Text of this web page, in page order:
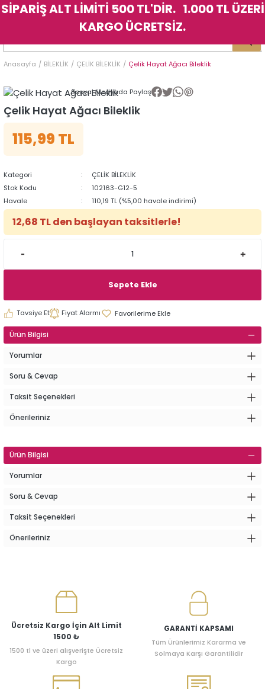
Geri Dön
Geri Dön
Geri Dön
Geri Dön
Geri Dön
Geri Dön
Anasayfa BİLEKLİK ÇELİK BİLEKLİK Çelik Hayat Ağacı Bileklik
Sosyal Medyada Paylaş
Çelik Hayat Ağacı Bileklik
115,99 TL
Kategori
ÇELİK BİLEKLİK
Stok Kodu
102163-G12-5
Havale
110,19 TL (%5,00 havale indirimi)
12,68 TL den başlayan taksitlerle!
Sepete Ekle
Tavsiye Et Fiyat Alarmı
Ürün Bilgisi
Yorumlar
Soru & Cevap
Taksit Seçenekleri
Önerileriniz
Ürün Bilgisi
Yorumlar
Soru & Cevap
Taksit Seçenekleri
Önerileriniz
Ücretsiz Kargo İçin Alt Limit
1500 ₺
1500 tl ve üzeri alışverişte Ücretsiz
Kargo
GARANTİ KAPSAMI
Tüm Ürünlerimiz Kararma ve
Solmaya Karşı Garantilidir
Geri Dön
Geri Dön
Geri Dön
Geri Dön
Geri Dön
Geri Dön
SİPARİŞ ALT LİMİTİ 500 TL'DİR. 1.000 TL ÜZERİ
KARGO ÜCRETSİZ.